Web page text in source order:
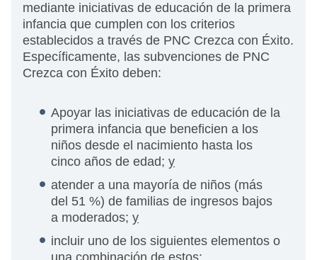
mediante iniciativas de educación de la primera
infancia que cumplen con los criterios
establecidos a través de PNC Crezca con Éxito.
Específicamente, las subvenciones de PNC
Crezca con Éxito deben:
Apoyar las iniciativas de educación de la
primera infancia que beneficien a los
niños desde el nacimiento hasta los
cinco años de edad; y
atender a una mayoría de niños (más
del 51 %) de familias de ingresos bajos
a moderados; y
incluir uno de los siguientes elementos o